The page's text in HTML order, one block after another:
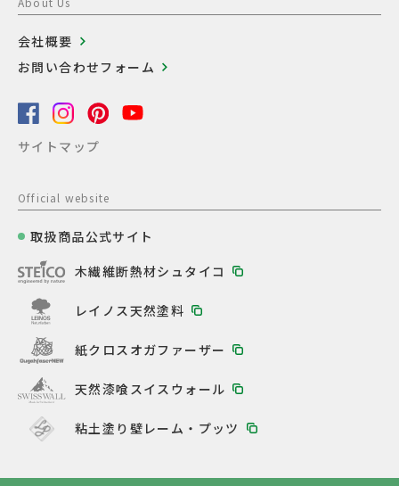
会社概要
お問い合わせフォーム
サイトマップ
Official website
取扱商品公式サイト
木繊維断熱材シュタイコ
レイノス天然塗料
紙クロスオガファーザー
天然漆喰スイスウォール
粘土塗り壁レーム・プッツ